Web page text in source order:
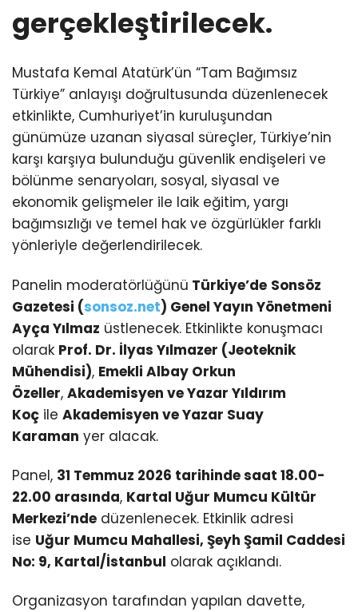
gerçekleştirilecek.
Mustafa Kemal Atatürk’ün “Tam Bağımsız
Türkiye” anlayışı doğrultusunda düzenlenecek
etkinlikte, Cumhuriyet’in kuruluşundan
günümüze uzanan siyasal süreçler, Türkiye’nin
karşı karşıya bulunduğu güvenlik endişeleri ve
bölünme senaryoları, sosyal, siyasal ve
ekonomik gelişmeler ile laik eğitim, yargı
bağımsızlığı ve temel hak ve özgürlükler farklı
yönleriyle değerlendirilecek.
Panelin moderatörlüğünü Türkiye’de Sonsöz
Gazetesi (sonsoz.net) Genel Yayın Yönetmeni
Ayça Yılmaz üstlenecek. Etkinlikte konuşmacı
olarak Prof. Dr. İlyas Yılmazer (Jeoteknik
Mühendisi), Emekli Albay Orkun
Özeller, Akademisyen ve Yazar Yıldırım
Koç ile Akademisyen ve Yazar Suay
Karaman yer alacak.
Panel, 31 Temmuz 2026 tarihinde saat 18.00-
22.00 arasında, Kartal Uğur Mumcu Kültür
Merkezi’nde düzenlenecek. Etkinlik adresi
ise Uğur Mumcu Mahallesi, Şeyh Şamil Caddesi
No: 9, Kartal/İstanbul olarak açıklandı.
Organizasyon tarafından yapılan davette,